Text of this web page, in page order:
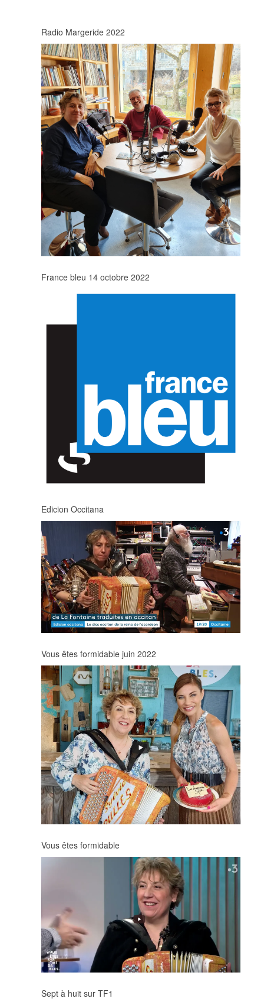
Radio Margeride 2022
France bleu 14 octobre 2022
Edicion Occitana
Vous êtes formidable juin 2022
Vous êtes formidable
Sept à huit sur TF1